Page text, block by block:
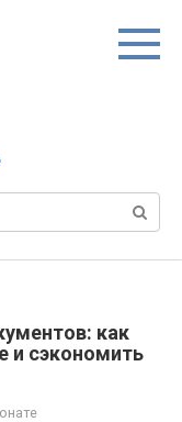
как
и сэкономить